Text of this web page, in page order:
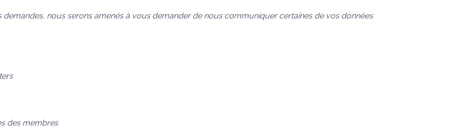
nous serons amenés à vous demander de nous communiquer certaines de vos données
des membres